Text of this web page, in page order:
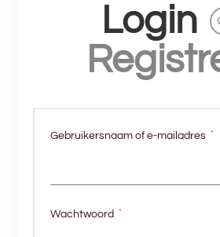
Login
Gebruikersnaam of e-mailadres *
Wachtwoord *